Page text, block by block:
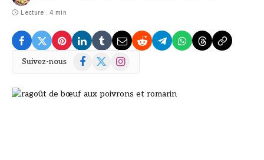
Lecture : 4 min
Suivez-nous Facebook
X
Instagram